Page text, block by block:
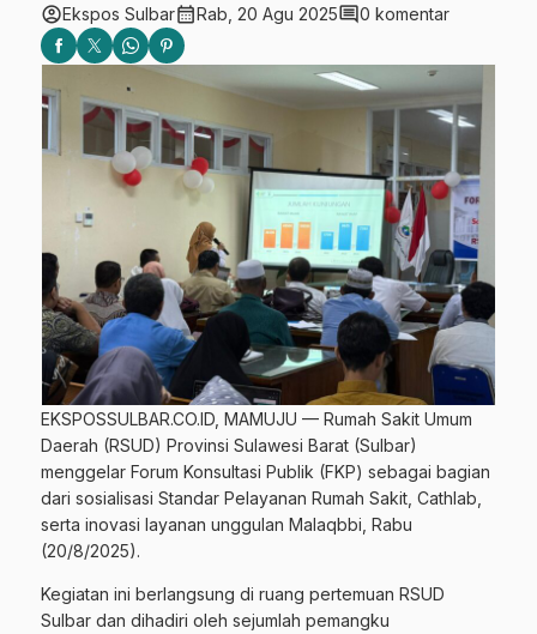
account_circleEkspos Sulbarcalendar_monthRab, 20 Agu 2025comment0 komentar
EKSPOSSULBAR.CO.ID, MAMUJU — Rumah Sakit Umum
Daerah (RSUD) Provinsi Sulawesi Barat (Sulbar)
menggelar Forum Konsultasi Publik (FKP) sebagai bagian
dari sosialisasi Standar Pelayanan Rumah Sakit, Cathlab,
serta inovasi layanan unggulan Malaqbbi, Rabu
(20/8/2025).
Kegiatan ini berlangsung di ruang pertemuan RSUD
Sulbar dan dihadiri oleh sejumlah pemangku